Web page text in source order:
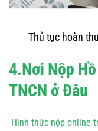
Thủ tục hoàn
4.Nơi Nộp
TNCN ở Đâu
Hình thức nộp online